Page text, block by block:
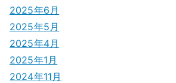
2025年6月
2025年5月
2025年4月
2025年1月
2024年11月